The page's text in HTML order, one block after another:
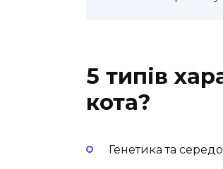
5 типів
кота?
Генетика та